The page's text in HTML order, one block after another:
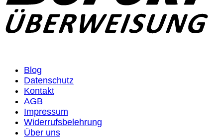
Blog
Datenschutz
Kontakt
AGB
Impressum
Widerrufsbelehrung
Über uns